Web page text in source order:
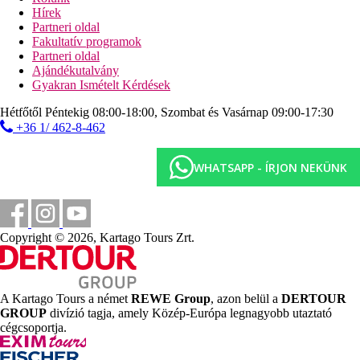
Távolság a legközelebbi repülőtértől
150 m
Vásárlás
300 m
800 m
Napágyak a strandon térítés ellenében
Napernyők a strandon térítés ellenében
Tengerparti nyaralás
Medencék
Napágyak és napernyők a medencénél ingyenesen
Pool-bár
Képgaléria
Hírek
Partneri oldal
Fakultatív programok
Partneri oldal
Ajándékutalvány
Gyakran Ismételt Kérdések
Hétfőtől Péntekig 08:00-18:00, Szombat és Vasárnap 09:00-17:30
+36 1/ 462-8-462
WHATSAPP - ÍRJON NEKÜNK
Copyright © 2026, Kartago Tours Zrt.
A Kartago Tours a német REWE Group, azon belül a DERTOUR
GROUP divízió tagja, amely Közép-Európa legnagyobb utaztató
cégcsoportja.